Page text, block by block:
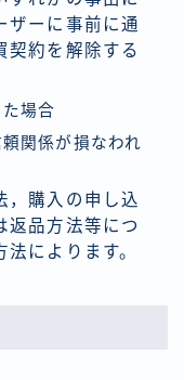
ザーに事前に通
契約を解除する
場合
関係が損なわれ
，購入の申し込
返品方法等につ
によります。